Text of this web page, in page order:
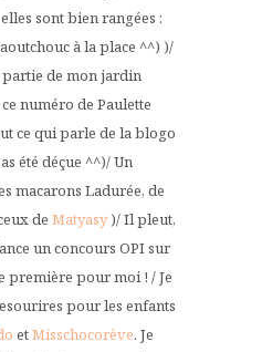
sont bien rangées :
à la place ^^) )/
de mon jardin
numéro de Paulette
ce qui parle de la blogo
été déçue ^^)/ Un
macarons Ladurée, de
de Matyasy)/ Il pleut,
un concours OPI sur
première pour moi ! / Je
pour les enfants
etMisschocorève. Je